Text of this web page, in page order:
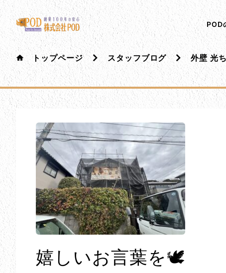
メインコンテンツにスキップ
株式会社ペイント・オン・デマンド
千葉の外壁塗装・屋根塗装なら創業100年の安心 ペイ
POD
トップページ スタッフブログ 外壁 光
嬉しいお言葉を🕊️